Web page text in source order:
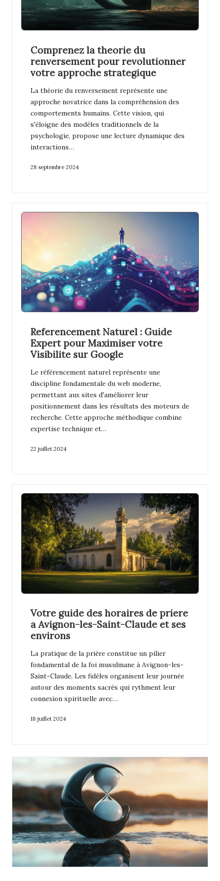
Comprenez la theorie du
renversement pour revolutionner
votre approche strategique
La théorie du renversement représente une
approche novatrice dans la compréhension des
comportements humains. Cette vision, qui
s'éloigne des modèles traditionnels de la
psychologie, propose une lecture dynamique des
interactions…
28 septembre 2024
Referencement Naturel : Guide
Expert pour Maximiser votre
Visibilite sur Google
Le référencement naturel représente une
discipline fondamentale du web moderne,
permettant aux sites d'améliorer leur
positionnement dans les résultats des moteurs de
recherche. Cette approche méthodique combine
expertise technique et…
22 juillet 2024
Votre guide des horaires de priere
a Avignon-les-Saint-Claude et ses
environs
La pratique de la prière constitue un pilier
fondamental de la foi musulmane à Avignon-les-
Saint-Claude. Les fidèles organisent leur journée
autour des moments sacrés qui rythment leur
connexion spirituelle avec…
18 juillet 2024